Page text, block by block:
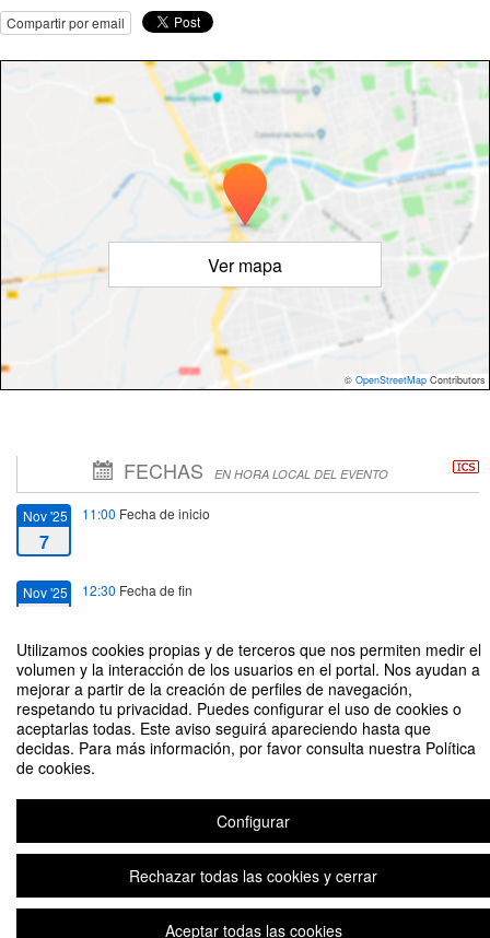
Utilizamos cookies propias y de terceros que nos permiten medir el
volumen y la interacción de los usuarios en el portal. Nos ayudan a
mejorar a partir de la creación de perfiles de navegación,
respetando tu privacidad. Puedes configurar el uso de cookies o
aceptarlas todas. Este aviso seguirá apareciendo hasta que
decidas. Para más información, por favor consulta nuestra Política
de cookies.
Configurar
Rechazar todas las cookies y cerrar
Aceptar todas las cookies
Compartir por email
Ver mapa
© OpenStreetMap Contributors
FECHAS EN HORA LOCAL DEL EVENTO
Nov '25
7
11:00 Fecha de inicio
Nov '25 12:30 Fecha de fin
Acto de Investidura Doctor Honoris Causa
Contacto
Plataforma de organización de eventos Symposium